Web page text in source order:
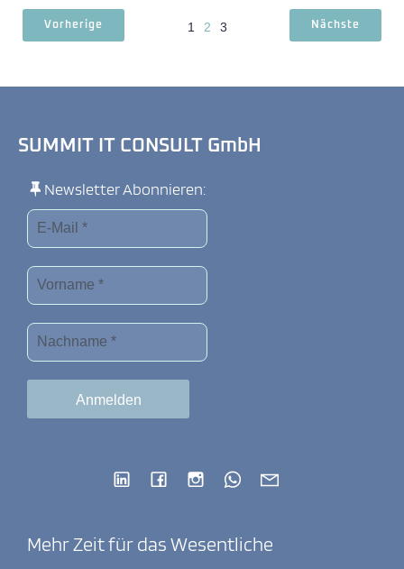
Vorherige 1 2 3 Nächste
SUMMIT IT CONSULT GmbH
Newsletter Abonnieren:
Mehr Zeit für das Wesentliche